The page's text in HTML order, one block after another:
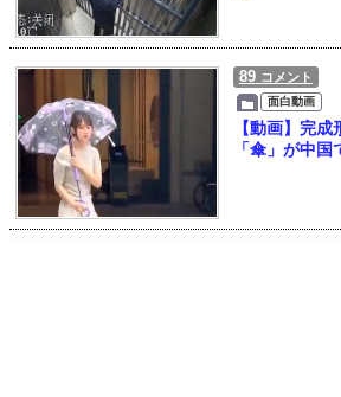
89 コメント
面白動画
【動画】完
「傘」が中国